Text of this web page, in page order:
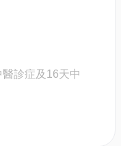
診症及16天中